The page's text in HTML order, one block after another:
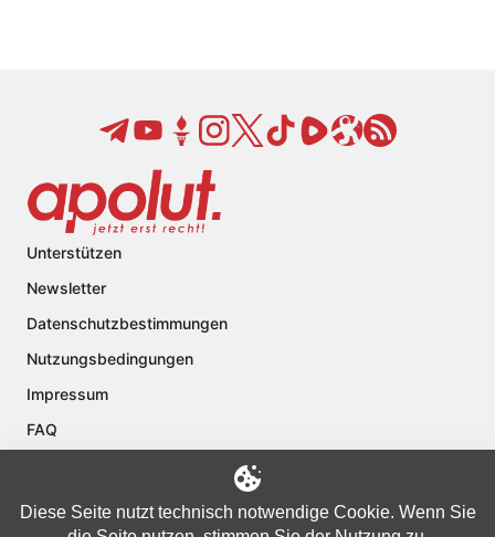
Unterstützen
Newsletter
Datenschutzbestimmungen
Nutzungsbedingungen
Impressum
FAQ
Diese Seite nutzt technisch notwendige Cookie. Wenn Sie